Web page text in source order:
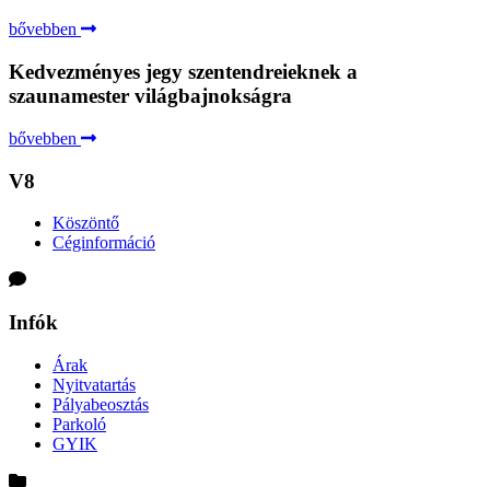
bővebben
Kedvezményes jegy szentendreieknek a
szaunamester világbajnokságra
bővebben
V8
Köszöntő
Céginformáció
Infók
Árak
Nyitvatartás
Pályabeosztás
Parkoló
GYIK